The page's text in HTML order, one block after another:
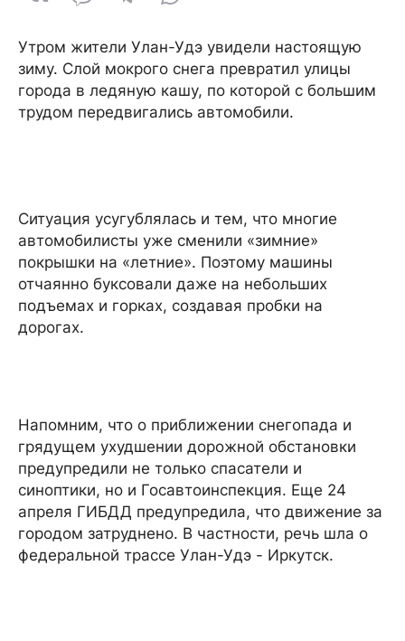
Утром жители Улан-Удэ увидели настоящую
зиму. Слой мокрого снега превратил улицы
города в ледяную кашу, по которой с большим
трудом передвигались автомобили.
Ситуация усугублялась и тем, что многие
автомобилисты уже сменили «зимние»
покрышки на «летние». Поэтому машины
отчаянно буксовали даже на небольших
подъемах и горках, создавая пробки на
дорогах.
Напомним, что о приближении снегопада и
грядущем ухудшении дорожной обстановки
предупредили не только спасатели и
синоптики, но и Госавтоинспекция. Еще 24
апреля ГИБДД предупредила, что движение за
городом затруднено. В частности, речь шла о
федеральной трассе Улан-Удэ - Иркутск.